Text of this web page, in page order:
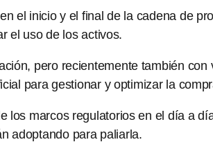
el inicio y el final de la cadena de
el uso de los activos.
pero recientemente también
para gestionar y optimizar la
los marcos regulatorios en el día a
adoptando para paliarla.